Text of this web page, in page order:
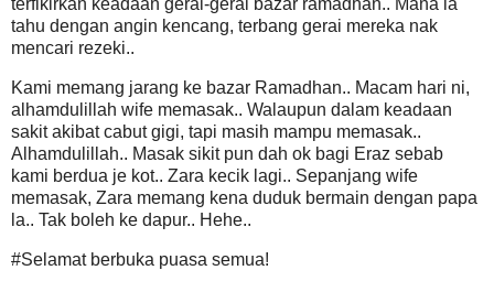
terfikirkan keadaan gerai-gerai bazar ramadhan.. Mana la
tahu dengan angin kencang, terbang gerai mereka nak
mencari rezeki..
Kami memang jarang ke bazar Ramadhan.. Macam hari ni,
alhamdulillah wife memasak.. Walaupun dalam keadaan
sakit akibat cabut gigi, tapi masih mampu memasak..
Alhamdulillah.. Masak sikit pun dah ok bagi Eraz sebab
kami berdua je kot.. Zara kecik lagi.. Sepanjang wife
memasak, Zara memang kena duduk bermain dengan papa
la.. Tak boleh ke dapur.. Hehe..
#Selamat berbuka puasa semua!